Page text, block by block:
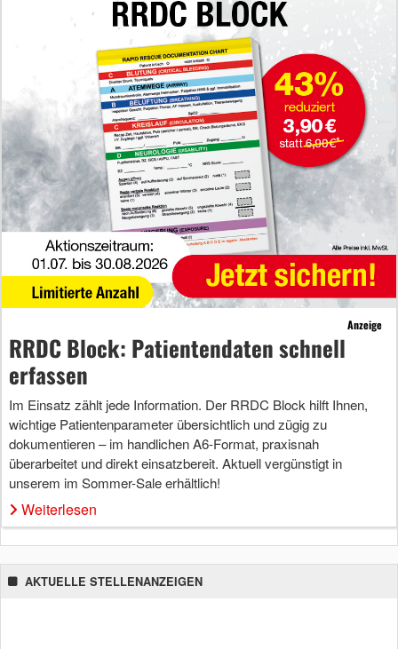
Anzeige
RRDC Block: Patientendaten schnell
erfassen
Im Einsatz zählt jede Information. Der RRDC Block hilft Ihnen,
wichtige Patientenparameter übersichtlich und zügig zu
dokumentieren – im handlichen A6-Format, praxisnah
überarbeitet und direkt einsatzbereit. Aktuell vergünstigt in
unserem im Sommer-Sale erhältlich!
Weiterlesen
AKTUELLE STELLENANZEIGEN